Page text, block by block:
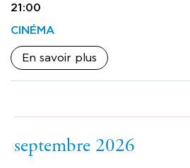
21:00
CINÉMA
En savoir plus
septembre 2026